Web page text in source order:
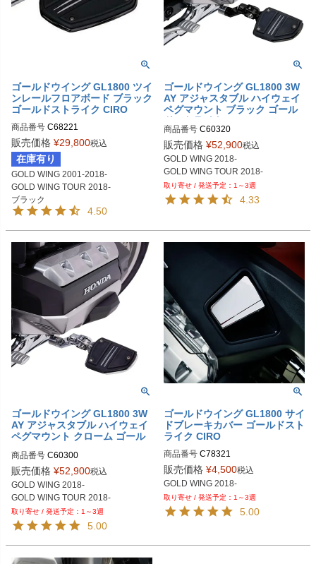
ゴールドウイング GL1800 ツイ
ンレールフロアボード ブラック
ゴールドストライク CIRO
商品番号 C68221
販売価格 ¥29,800税込
在庫有り
GOLD WING 2001-2018-
GOLD WING TOUR 2018-
4.50
ゴールドウイング GL1800 3W
AY アジャスタブル ハイウェイ
ペグマウント ブラック ゴール
ドストライク CIRO
商品番号 C60320
販売価格 ¥52,900税込
GOLD WING 2018-
1～3週
4.33
ゴールドウイング GL1800 3W
AY アジャスタブル ハイウェイ
ペグマウント クローム ゴール
商品番号 C60300
販売価格 ¥52,900税込
GOLD WING 2018-
1～3週
5.00
ゴールドウイング GL1800 サイ
ドブレーキカバー ゴールドスト
ライク CIRO
商品番号 C78321
340
販売価格 ¥4,500税込
1～3週
5.00